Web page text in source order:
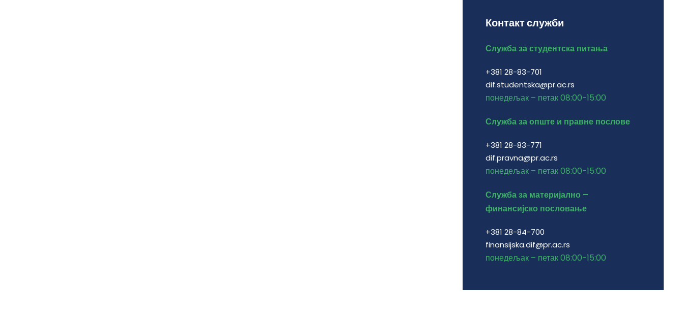
Контакт служби
Служба за студентска питања
+381 28-83-701
dif.studentska@pr.ac.rs
понедељак – петак 08:00-15:00
Служба за опште и правне послове
+381 28-83-771
dif.pravna@pr.ac.rs
понедељак – петак 08:00-15:00
Служба за материјално –
финансијско пословање
+381 28-84-700
finansijska.dif@pr.ac.rs
понедељак – петак 08:00-15:00